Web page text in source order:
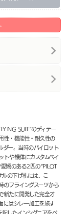
SUIT”のディテー
性・機能性・耐久性の
ダー。当時のパイロット
トや機体にカスタムペイ
嬌のある2匹の“PILOT
ルの下げ札には、こ
のフライングスーツから
新たに開発した完全オ
にはシレ―加工を施す
したインシグニアをベ